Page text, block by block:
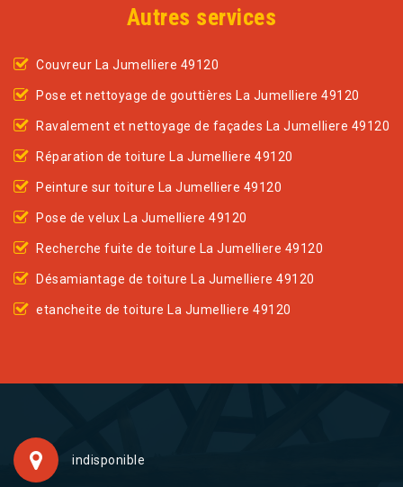
Autres services
Couvreur La Jumelliere 49120
Pose et nettoyage de gouttières La Jumelliere 49120
Ravalement et nettoyage de façades La Jumelliere 49120
Réparation de toiture La Jumelliere 49120
Peinture sur toiture La Jumelliere 49120
Pose de velux La Jumelliere 49120
Recherche fuite de toiture La Jumelliere 49120
Désamiantage de toiture La Jumelliere 49120
etancheite de toiture La Jumelliere 49120
indisponible